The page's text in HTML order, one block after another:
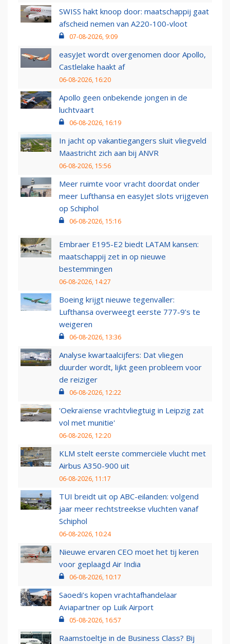
SWISS hakt knoop door: maatschappij gaat
afscheid nemen van A220-100-vloot
07-08-2026, 9:09
easyJet wordt overgenomen door Apollo,
Castlelake haakt af
06-08-2026, 16:20
Apollo geen onbekende jongen in de
luchtvaart
06-08-2026, 16:19
In jacht op vakantiegangers sluit vliegveld
Maastricht zich aan bij ANVR
06-08-2026, 15:56
Meer ruimte voor vracht doordat onder
meer Lufthansa en easyJet slots vrijgeven
op Schiphol
06-08-2026, 15:16
Embraer E195-E2 biedt LATAM kansen:
maatschappij zet in op nieuwe
bestemmingen
06-08-2026, 14:27
Boeing krijgt nieuwe tegenvaller:
Lufthansa overweegt eerste 777-9’s te
weigeren
06-08-2026, 13:36
Analyse kwartaalcijfers: Dat vliegen
duurder wordt, lijkt geen probleem voor
de reiziger
06-08-2026, 12:22
'Oekraïense vrachtvliegtuig in Leipzig zat
vol met munitie'
06-08-2026, 12:20
KLM stelt eerste commerciële vlucht met
Airbus A350-900 uit
06-08-2026, 11:17
TUI breidt uit op ABC-eilanden: volgend
jaar meer rechtstreekse vluchten vanaf
Schiphol
06-08-2026, 10:24
Nieuwe ervaren CEO moet het tij keren
voor geplaagd Air India
06-08-2026, 10:17
Saoedi’s kopen vrachtafhandelaar
Aviapartner op Luik Airport
05-08-2026, 16:57
Raamstoeltje in de Business Class? Bij